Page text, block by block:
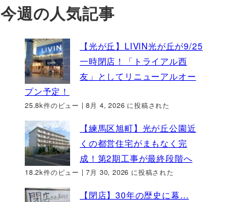
今週の人気記事
【光が丘】LIVIN光が丘が9/25
一時閉店！「トライアル西
友」としてリニューアルオー
プン予定！
25.8k件のビュー |8月 4, 2026 に投稿された
【練馬区旭町】光が丘公園近
くの都営住宅がまもなく完
成！第2期工事が最終段階へ
18.2k件のビュー |7月 30, 2026 に投稿された
【閉店】30年の歴史に幕…